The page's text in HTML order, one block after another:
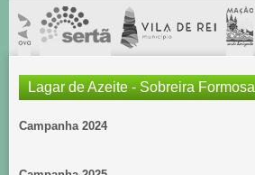
Lagar de Azeite - Sobreira Formosa
Campanha 2024